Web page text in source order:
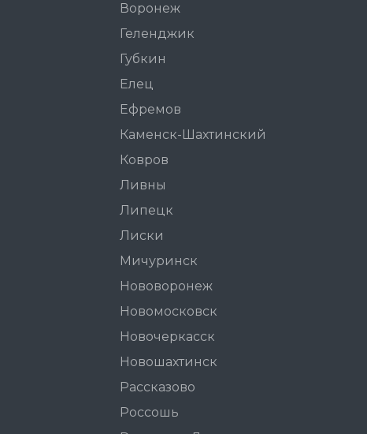
Воронеж
Геленджик
Губкин
Елец
Ефремов
Каменск-Шахтинский
Ковров
Ливны
Липецк
Лиски
Мичуринск
Нововоронеж
Новомосковск
Новочеркасск
Новошахтинск
Рассказово
Россошь